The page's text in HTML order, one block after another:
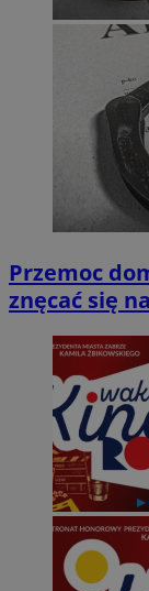
Przemoc
znęcać się